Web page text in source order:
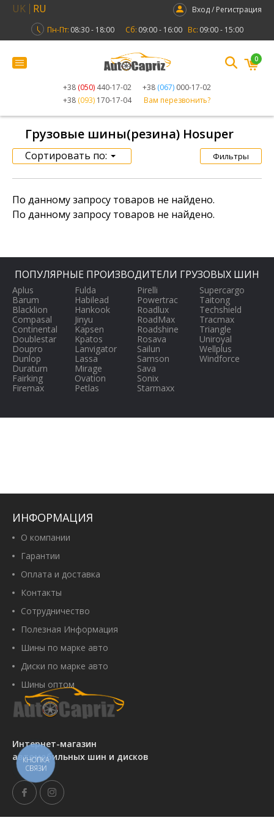
UK RU
Вход / Регистрация
Пн-Пт: 08:30 - 18:00 Сб: 09:00 - 16:00 Вс: 09:00 - 15:00
+38 (050) 440-17-02 +38 (067) 000-17-02
+38 (093) 170-17-04 Вам перезвонить?
0
Грузовые шины(резина) Hosuper
Сортировать по: Фильтры
По данному запросу товаров не найдено.
По данному запросу товаров не найдено.
ПОПУЛЯРНЫЕ ПРОИЗВОДИТЕЛИ ГРУЗОВЫХ ШИН
Aplus
Barum
Blacklion
Compasal
Continental
Doublestar
Doupro
Dunlop
Duraturn
Fairking
Firemax
Fulda
Habilead
Hankook
Jinyu
Kapsen
Kpatos
Lanvigator
Lassa
Mirage
Ovation
Petlas
Pirelli
Powertrac
Roadlux
RoadMax
Roadshine
Rosava
Sailun
Samson
Sava
Sonix
Starmaxx
Supercargo
Taitong
Techshield
Tracmax
Triangle
Uniroyal
Wellplus
Windforce
Интернет-магазин
автомобильных шин и дисков
ИНФОРМАЦИЯ
О компании
Гарантии
Оплата и доставка
Контакты
Сотрудничество
Полезная Информация
Шины по марке авто
Диски по марке авто
Шины оптом
КНОПКА
СВЯЗИ